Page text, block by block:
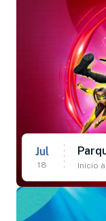
Jul
18 Início